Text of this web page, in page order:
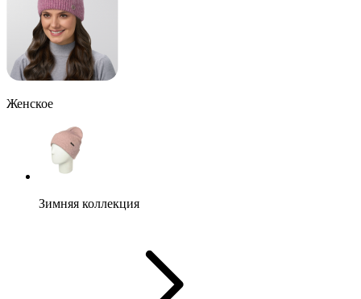
Женское
Зимняя коллекция